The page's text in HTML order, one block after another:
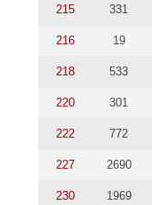
215 331
216 19
218 533
220 301
222 772
227 2690
230 1969